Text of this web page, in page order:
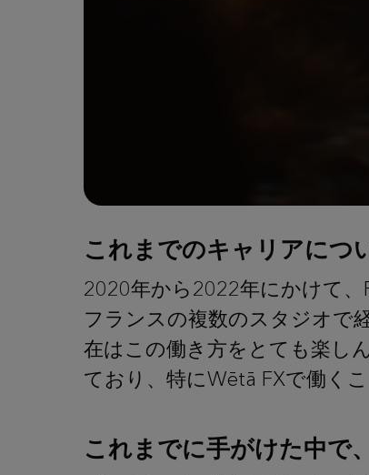
これまでのキャリアにつ
2020年から2022年にかけて
フランスの複数のスタジオで
在はこの働き方をとても楽し
ており、特にWētā FXで働く
これまでに手がけた中で